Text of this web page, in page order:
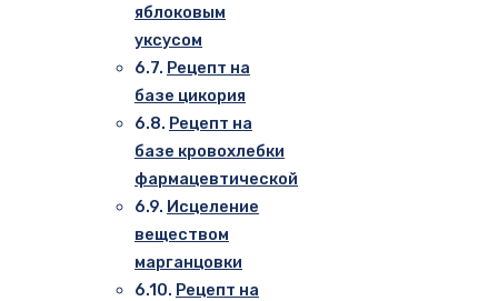
яблоковым
уксусом
Рецепт на
базе цикория
Рецепт на
базе кровохлебки
фармацевтической
Исцеление
веществом
марганцовки
Рецепт на